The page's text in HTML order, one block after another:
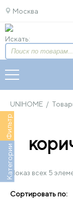
Москва
Искать:
UNIHOME /
Фильтр
КатегорииПоказ всех 5